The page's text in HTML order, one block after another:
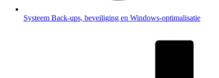
Systeem Back-ups, beveiliging en Windows-optimalisatie